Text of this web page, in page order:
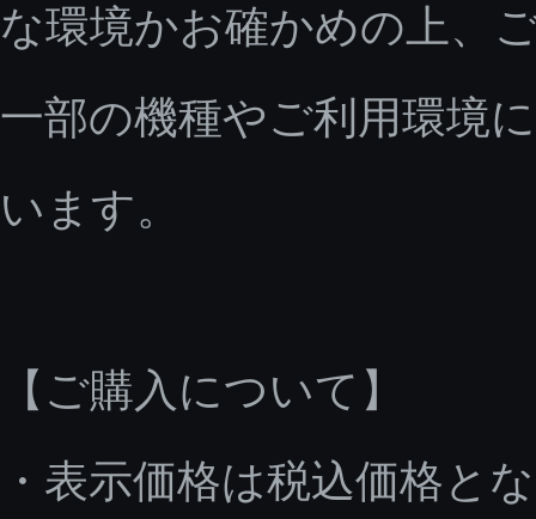
な環境かお確かめの上、
一部の機種やご利用環境
います。
【ご購入について】
・表示価格は税込価格と